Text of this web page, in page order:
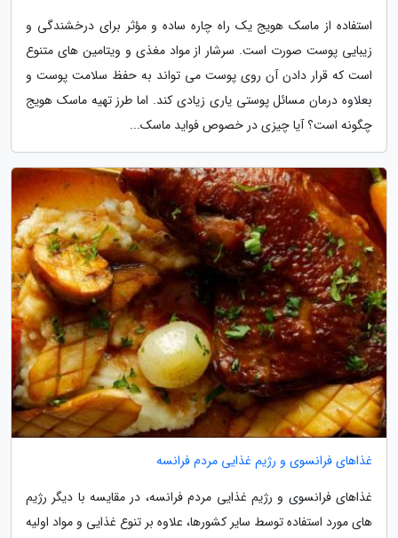
استفاده از ماسک هویج یک راه چاره ساده و مؤثر برای درخشندگی و
زیبایی پوست صورت است. سرشار از مواد مغذی و ویتامین های متنوع
است که قرار دادن آن روی پوست می تواند به حفظ سلامت پوست و
بعلاوه درمان مسائل پوستی یاری زیادی کند. اما طرز تهیه ماسک هویج
چگونه است؟ آیا چیزی در خصوص فواید ماسک...
غذاهای فرانسوی و رژیم غذایی مردم فرانسه
غذاهای فرانسوی و رژیم غذایی مردم فرانسه، در مقایسه با دیگر رژیم
های مورد استفاده توسط سایر کشورها، علاوه بر تنوع غذایی و مواد اولیه